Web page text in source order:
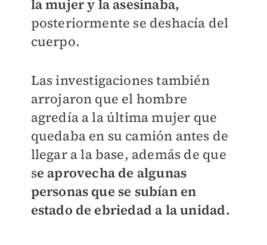
la mujer y la asesinaba,
posteriormente se deshacía del
cuerpo.
Las investigaciones también
arrojaron que el hombre
agredía a la última mujer que
quedaba en su camión antes de
llegar a la base, además de que
se aprovecha de algunas
personas que se subían en
estado de ebriedad a la unidad.